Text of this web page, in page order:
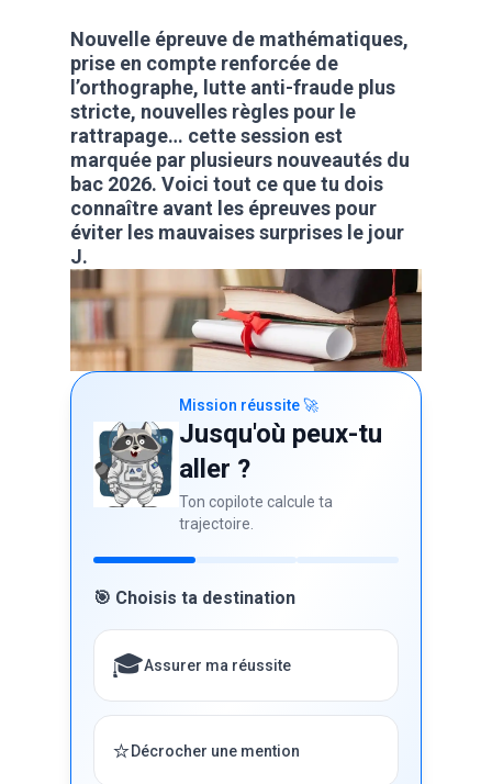
Nouvelle épreuve de mathématiques,
prise en compte renforcée de
l’orthographe, lutte anti-fraude plus
stricte, nouvelles règles pour le
rattrapage… cette session est
marquée par plusieurs nouveautés du
bac 2026. Voici tout ce que tu dois
connaître avant les épreuves pour
éviter les mauvaises surprises le jour
J.
Mission réussite 🚀
Jusqu'où peux-tu
aller ?
Ton copilote calcule ta
trajectoire.
🎯 Choisis ta destination
🎓Assurer ma réussite
⭐Décrocher une mention